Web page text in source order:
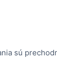
sú